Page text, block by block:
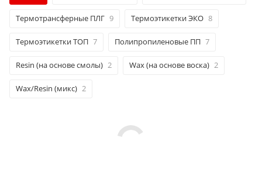
Термотрансферные ПЛГ 9 Термоэтикетки ЭКО 8
Термоэтикетки ТОП 7 Полипропиленовые ПП 7
Resin (на основе смолы) 2 Wax (на основе воска) 2
Wax/Resin (микс) 2